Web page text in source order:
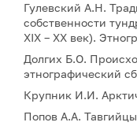
Гулевский А.Н.
собственности
XIX – XX век).
Долгих Б.О.
этнографический
Крупник И.И.
Попов А.А.